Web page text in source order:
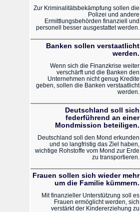
Zur Kriminalitätsbekämpfung sollen die
Polizei und andere
Ermittlungsbehörden finanziell und
personell besser ausgestattet werden.
Banken sollen verstaatlicht
werden.
Wenn sich die Finanzkrise weiter
verschärft und die Banken den
Unternehmen nicht genug Kredite
geben, sollen die Banken verstaatlicht
werden.
Deutschland soll sich
federführend an einer
Mondmission beteiligen.
Deutschland soll den Mond erkunden
und so langfristig das Ziel haben,
wichtige Rohstoffe vom Mond zur Erde
zu transportieren.
Frauen sollen sich wieder mehr
um die Familie kümmern.
Mit finanzieller Unterstützung soll es
Frauen ermöglicht werden, sich
verstärkt der Kindererziehung zu